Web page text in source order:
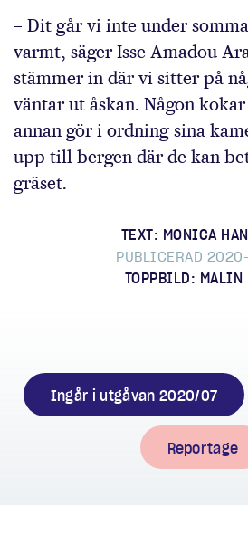
– Dit går vi inte under
varmt, säger Isse Amadou
stämmer in där vi sitter på
väntar ut åskan. Någon
annan gör i ordning sina
upp till bergen där de kan
gräset.
TEXT: MONICA
PUBLICERAD
TOPPBILD: MALIN
Ingår i utgåvan 2020/07
Reportage